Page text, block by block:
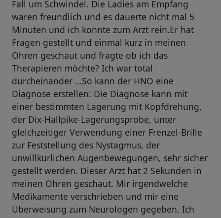
Fall um Schwindel. Die Ladies am Empfang
waren freundlich und es dauerte nicht mal 5
Minuten und ich konnte zum Arzt rein.Er hat
Fragen gestellt und einmal kurz in meinen
Ohren geschaut und fragte ob ich das
Therapieren möchte? Ich war total
durcheinander …So kann der HNO eine
Diagnose erstellen: Die Diagnose kann mit
einer bestimmten Lagerung mit Kopfdrehung,
der Dix-Hallpike-Lagerungsprobe, unter
gleichzeitiger Verwendung einer Frenzel-Brille
zur Feststellung des Nystagmus, der
unwillkürlichen Augenbewegungen, sehr sicher
gestellt werden. Dieser Arzt hat 2 Sekunden in
meinen Ohren geschaut. Mir irgendwelche
Medikamente verschrieben und mir eine
Überweisung zum Neurologen gegeben. Ich